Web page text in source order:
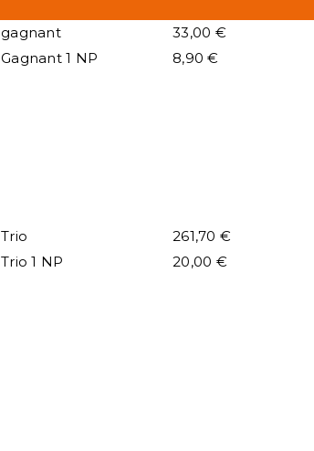
gagnant
33,00 €
Gagnant 1 NP 8,90 €
Trio
261,70 €
Trio 1 NP 20,00 €